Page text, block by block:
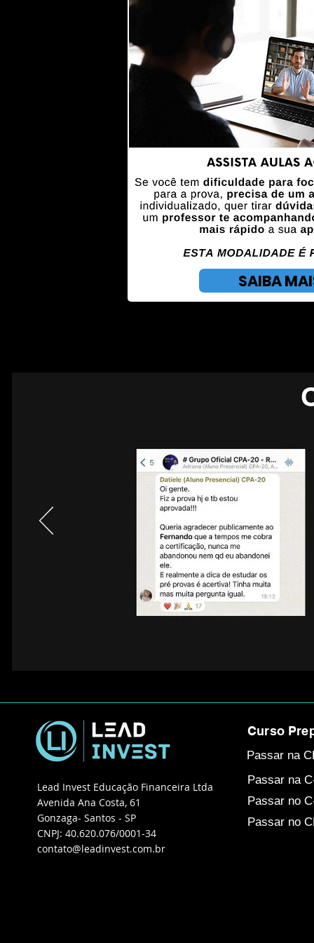
SAIBA
Lead Invest Educação Financeira Ltda
Avenida Ana Costa, 61
Gonzaga- Santos - SP
CNPJ: 40.620.076/0001-34
contato@leadinvest.com.br
Curso
Passar na
Passar no
Passar no
Passar na